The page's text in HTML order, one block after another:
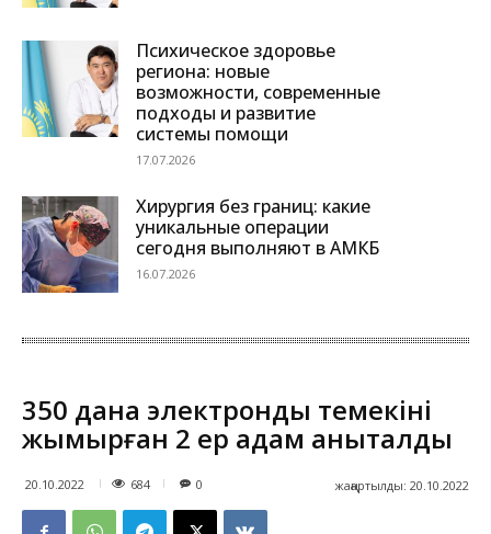
Психическое здоровье
региона: новые
возможности, современные
подходы и развитие
системы помощи
17.07.2026
Хирургия без границ: какие
уникальные операции
сегодня выполняют в АМКБ
16.07.2026